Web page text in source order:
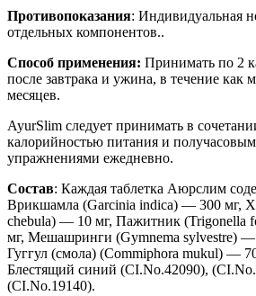
Противопоказания: Индивидуальная
отдельных компонентов..
Способ применения: Принимать по 2
после завтрака и ужина, в течение
месяцев.
AyurSlim следует принимать в
калорийностью питания и
упражнениями ежедневно.
Состав: Каждая таблетка Аюрслим
Врикшамла (Garcinia indica) — 300 мг,
chebula) — 10 мг, Пажитник (Trigonella
мг, Мешашринги (Gymnema sylvestre)
Гуггул (смола) (Commiphora mukul) —
Блестящий синий (CI.No.42090),
(CI.No.19140).